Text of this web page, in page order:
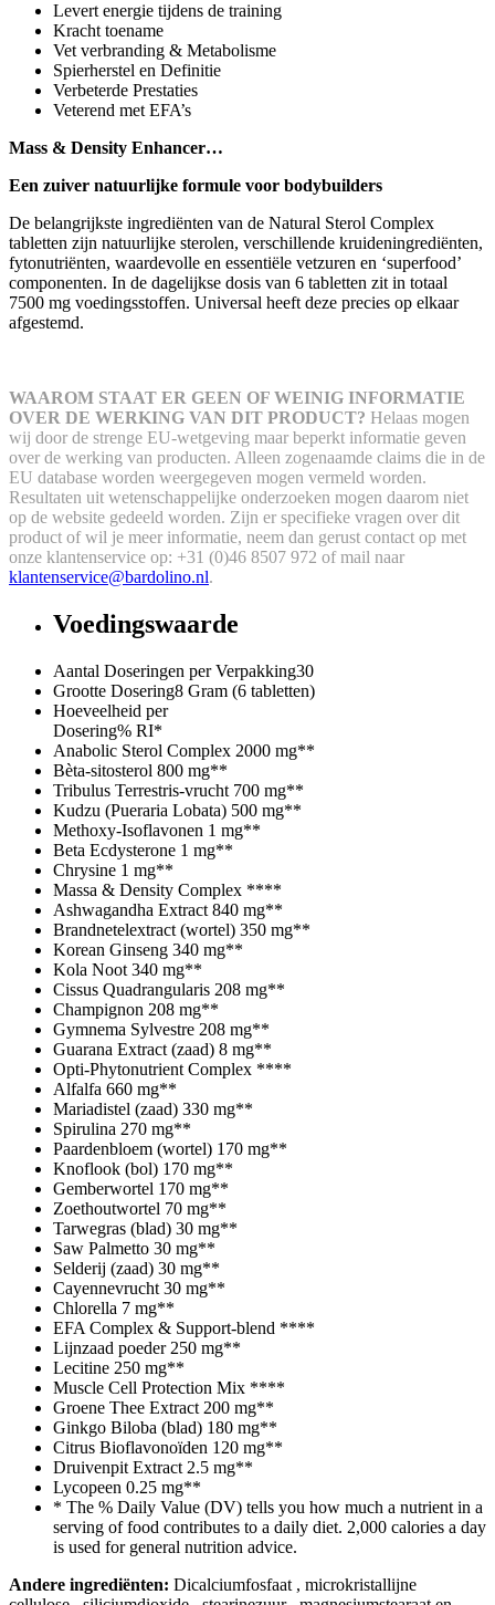
Levert energie tijdens de training
Kracht toename
Vet verbranding & Metabolisme
Spierherstel en Definitie
Verbeterde Prestaties
Veterend met EFA’s
Mass & Density Enhancer…
Een zuiver natuurlijke formule voor bodybuilders
De belangrijkste ingrediënten van de Natural Sterol Complex
tabletten zijn natuurlijke sterolen, verschillende kruideningrediënten,
fytonutriënten, waardevolle en essentiële vetzuren en ‘superfood’
componenten. In de dagelijkse dosis van 6 tabletten zit in totaal
7500 mg voedingsstoffen. Universal heeft deze precies op elkaar
afgestemd.
WAAROM STAAT ER GEEN OF WEINIG INFORMATIE
OVER DE WERKING VAN DIT PRODUCT? Helaas mogen
wij door de strenge EU-wetgeving maar beperkt informatie geven
over de werking van producten. Alleen zogenaamde claims die in de
EU database worden weergegeven mogen vermeld worden.
Resultaten uit wetenschappelijke onderzoeken mogen daarom niet
op de website gedeeld worden. Zijn er specifieke vragen over dit
product of wil je meer informatie, neem dan gerust contact op met
onze klantenservice op: +31 (0)46 8507 972 of mail naar
klantenservice@bardolino.nl.
Voedingswaarde
Aantal Doseringen per Verpakking30
Grootte Dosering8 Gram (6 tabletten)
Hoeveelheid per
Dosering% RI*
Anabolic Sterol Complex 2000 mg**
Bèta-sitosterol 800 mg**
Tribulus Terrestris-vrucht 700 mg**
Kudzu (Pueraria Lobata) 500 mg**
Methoxy-Isoflavonen 1 mg**
Beta Ecdysterone 1 mg**
Chrysine 1 mg**
Massa & Density Complex ****
Ashwagandha Extract 840 mg**
Brandnetelextract (wortel) 350 mg**
Korean Ginseng 340 mg**
Kola Noot 340 mg**
Cissus Quadrangularis 208 mg**
Champignon 208 mg**
Gymnema Sylvestre 208 mg**
Guarana Extract (zaad) 8 mg**
Opti-Phytonutrient Complex ****
Alfalfa 660 mg**
Mariadistel (zaad) 330 mg**
Spirulina 270 mg**
Paardenbloem (wortel) 170 mg**
Knoflook (bol) 170 mg**
Gemberwortel 170 mg**
Zoethoutwortel 70 mg**
Tarwegras (blad) 30 mg**
Saw Palmetto 30 mg**
Selderij (zaad) 30 mg**
Cayennevrucht 30 mg**
Chlorella 7 mg**
EFA Complex & Support-blend ****
Lijnzaad poeder 250 mg**
Lecitine 250 mg**
Muscle Cell Protection Mix ****
Groene Thee Extract 200 mg**
Ginkgo Biloba (blad) 180 mg**
Citrus Bioflavonoïden 120 mg**
Druivenpit Extract 2.5 mg**
Lycopeen 0.25 mg**
* The % Daily Value (DV) tells you how much a nutrient in a
serving of food contributes to a daily diet. 2,000 calories a day
is used for general nutrition advice.
Andere ingrediënten: Dicalciumfosfaat , microkristallijne